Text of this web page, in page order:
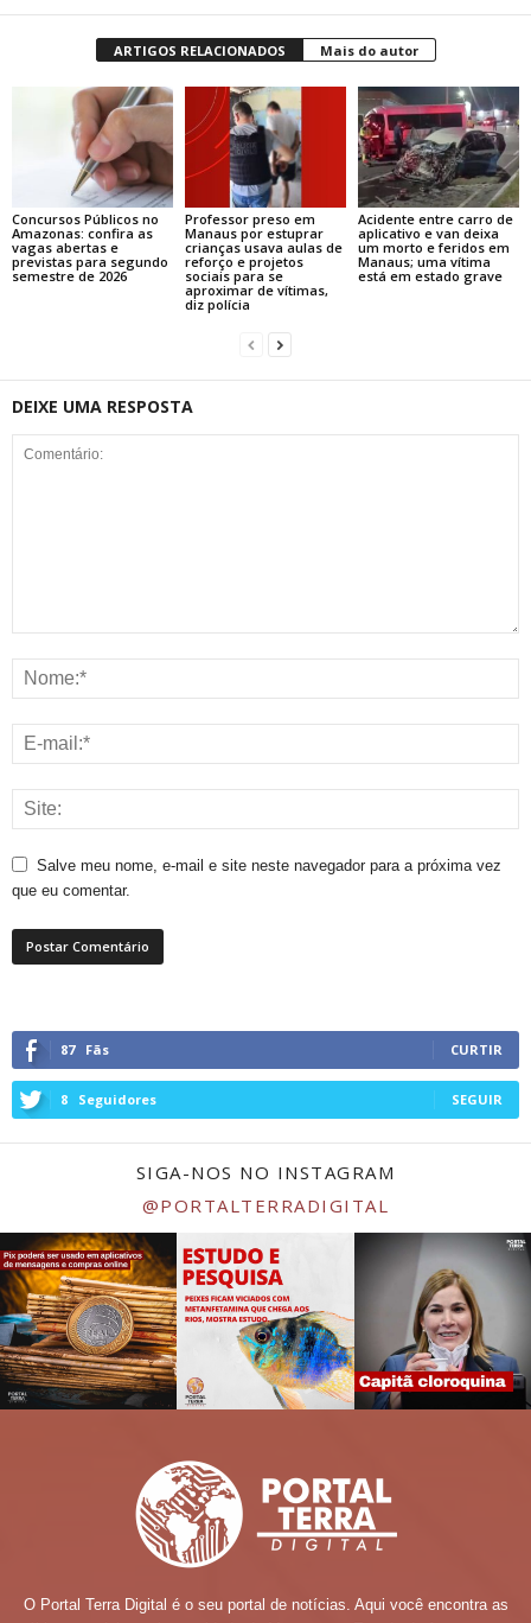
ARTIGOS RELACIONADOS Mais do autor
Concursos Públicos no
Amazonas: confira as
vagas abertas e
previstas para segundo
semestre de 2026
Professor preso em
Manaus por estuprar
crianças usava aulas de
reforço e projetos
sociais para se
aproximar de vítimas,
diz polícia
Acidente entre carro de
aplicativo e van deixa
um morto e feridos em
Manaus; uma vítima
está em estado grave
DEIXE UMA RESPOSTA
Salve meu nome, e-mail e site neste navegador para a próxima vez
que eu comentar.
87 Fãs CURTIR
8 Seguidores SEGUIR
SIGA-NOS NO INSTAGRAM
@PORTALTERRADIGITAL
O Portal Terra Digital é o seu portal de notícias. Aqui você encontra as